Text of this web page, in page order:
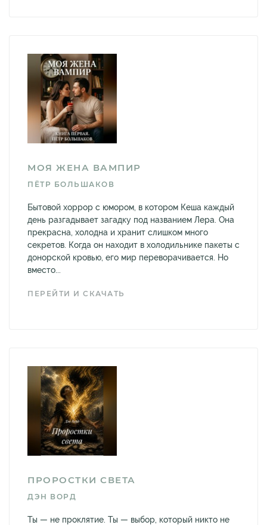
МОЯ ЖЕНА ВАМПИР
ПЁТР БОЛЬШАКОВ
Бытовой хоррор с юмором, в котором Кеша каждый
день разгадывает загадку под названием Лера. Она
прекрасна, холодна и хранит слишком много
секретов. Когда он находит в холодильнике пакеты с
донорской кровью, его мир переворачивается. Но
вместо...
ПЕРЕЙТИ И СКАЧАТЬ
ПРОРОСТКИ СВЕТА
ДЭН ВОРД
Ты — не проклятие. Ты — выбор, который никто не